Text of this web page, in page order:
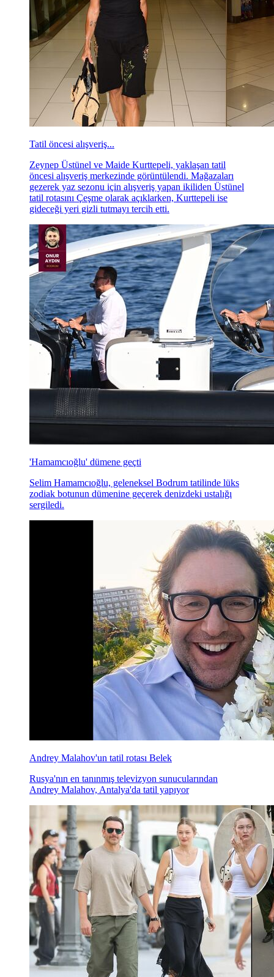
Tatil öncesi alışveriş...
Zeynep Üstünel ve Maide Kurttepeli, yaklaşan tatil
öncesi alışveriş merkezinde görüntülendi. Mağazaları
gezerek yaz sezonu için alışveriş yapan ikiliden Üstünel
tatil rotasını Çeşme olarak açıklarken, Kurttepeli ise
gideceği yeri gizli tutmayı tercih etti.
'Hamamcıoğlu' dümene geçti
Selim Hamamcıoğlu, geleneksel Bodrum tatilinde lüks
zodiak botunun dümenine geçerek denizdeki ustalığı
sergiledi.
Andrey Malahov'un tatil rotası Belek
Rusya'nın en tanınmış televizyon sunucularından
Andrey Malahov, Antalya'da tatil yapıyor